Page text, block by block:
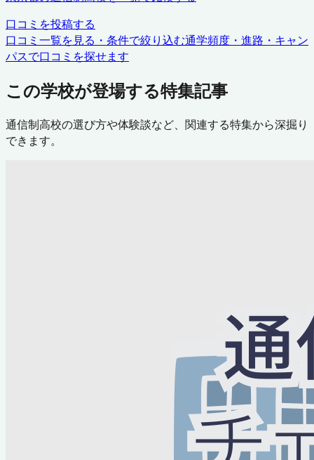
口コミを投稿する
口コミ一覧を見る・条件で絞り込む通学頻度・進路・キャン
パスで口コミを探せます
この学校が登場する特集記事
通信制高校の選び方や体験談など、関連する特集から深掘り
できます。